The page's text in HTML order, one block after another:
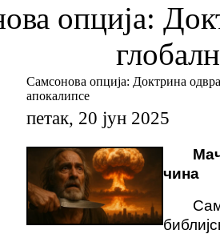
опција:
Самсонова опција: Доктрина
апокалипсе
петак, 20 јун 2025
чина